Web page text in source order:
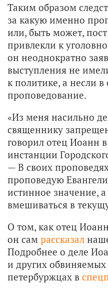
Таким образом
за какую именно
или, быть может,
привлекли к
он неоднократно
выступления не
к политике, а несли
проповедование.
«Из меня насильно
священнику
говорил отец Иоанн
инстанции
— В своих
проповедую
истинное значение,
вмешиваться в
О том, как отец
он сам рассказал
Подробнее о деле
и других обвиняемых
петербуржцах в